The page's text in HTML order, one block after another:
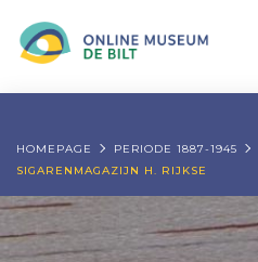
HOMEPAGE PERIODE 1887-1945
SIGARENMAGAZIJN H. RIJKSE